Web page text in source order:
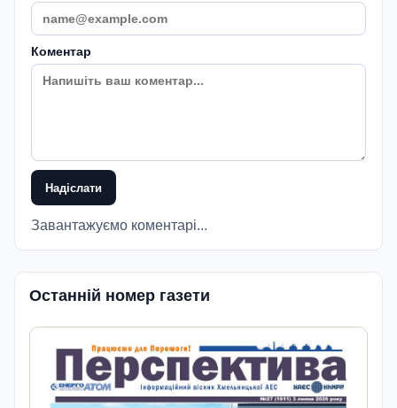
Коментар
Надіслати
Завантажуємо коментарі...
Останній номер газети